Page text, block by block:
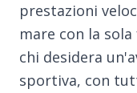
prestazioni
mare con la
chi desidera
sportiva, con